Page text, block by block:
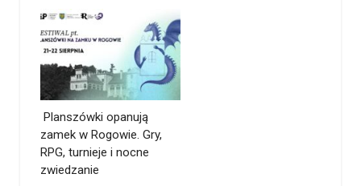
Planszówki opanują
zamek w Rogowie. Gry,
RPG, turnieje i nocne
zwiedzanie